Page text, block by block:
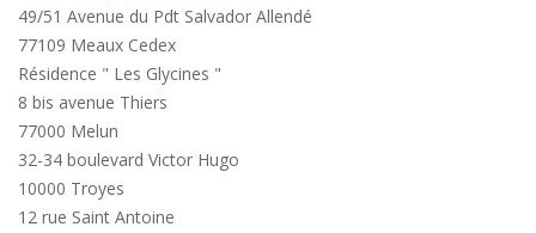
49/51 Avenue du Pdt Salvador Allendé
77109 Meaux Cedex
Résidence " Les Glycines "
8 bis avenue Thiers
77000 Melun
32-34 boulevard Victor Hugo
10000 Troyes
12 rue Saint Antoine